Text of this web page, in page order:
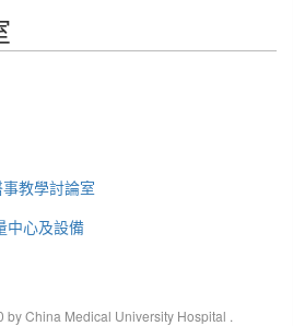
教學討論室
中心及設備
by China Medical University Hospital .